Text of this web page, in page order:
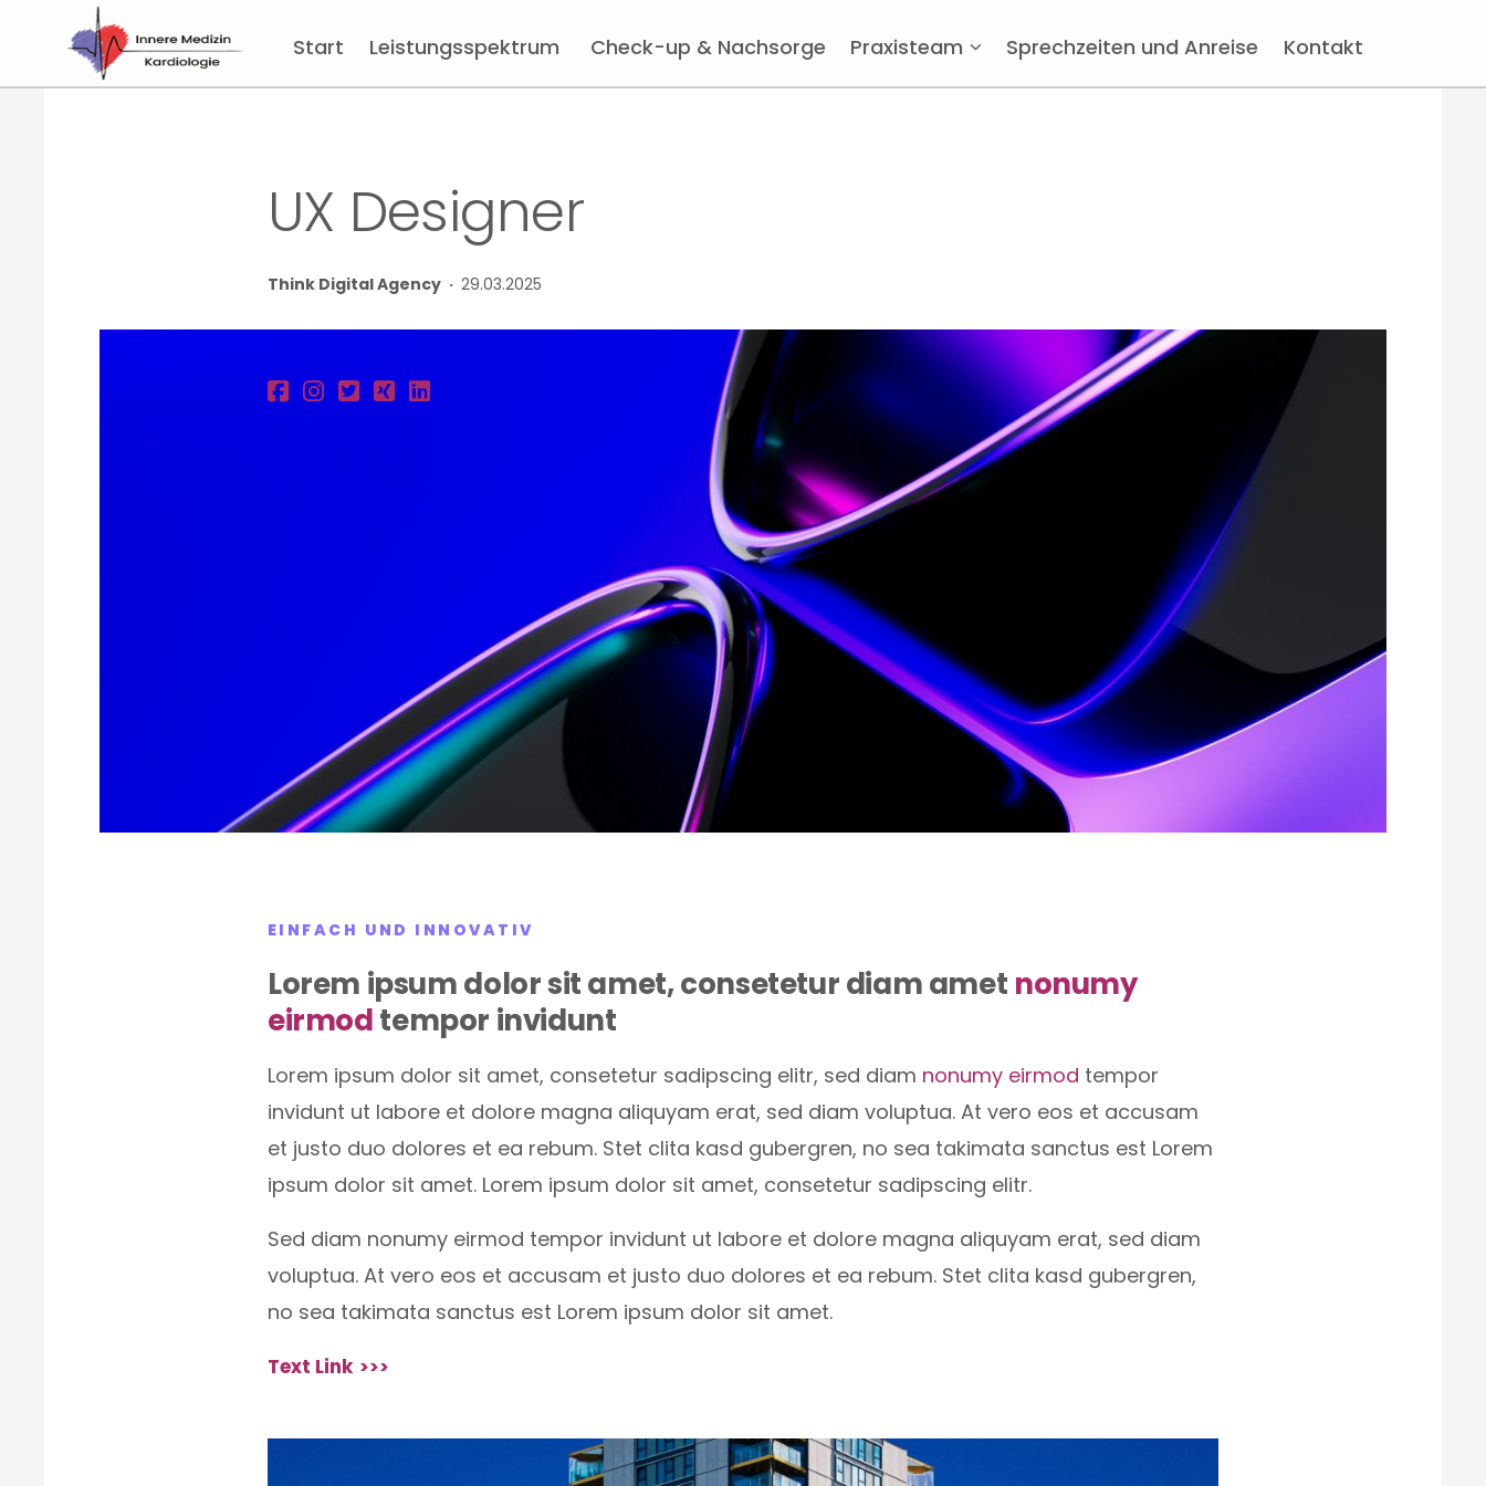
Start Leistungsspektrum Check-up & Nachsorge Praxisteam Sprechzeiten und Anreise Kontakt
UX Designer
Think Digital Agency · 29.03.2025
EINFACH UND INNOVATIV
Lorem ipsum dolor sit amet, consetetur diam amet nonumy
eirmodtempor invidunt
Lorem ipsum dolor sit amet, consetetur sadipscing elitr, sed diam nonumy eirmod tempor
invidunt ut labore et dolore magna aliquyam erat, sed diam voluptua. At vero eos et accusam
et justo duo dolores et ea rebum. Stet clita kasd gubergren, no sea takimata sanctus est Lorem
ipsum dolor sit amet. Lorem ipsum dolor sit amet, consetetur sadipscing elitr.
Sed diam nonumy eirmod tempor invidunt ut labore et dolore magna aliquyam erat, sed diam
voluptua. At vero eos et accusam et justo duo dolores et ea rebum. Stet clita kasd gubergren,
no sea takimata sanctus est Lorem ipsum dolor sit amet.
Text Link